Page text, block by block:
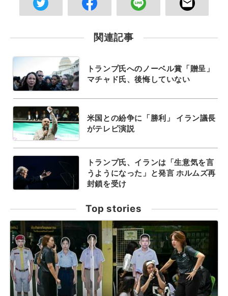
関連記事
トランプ氏へのノーベル賞「贈呈」
マチャド氏、後悔していない
米国との紛争に「勝利」 イラン議長
がテレビ演説
トランプ氏、イランは「生意気を言
うようになった」と発言 ホルムズ再
封鎖を受け
Top stories